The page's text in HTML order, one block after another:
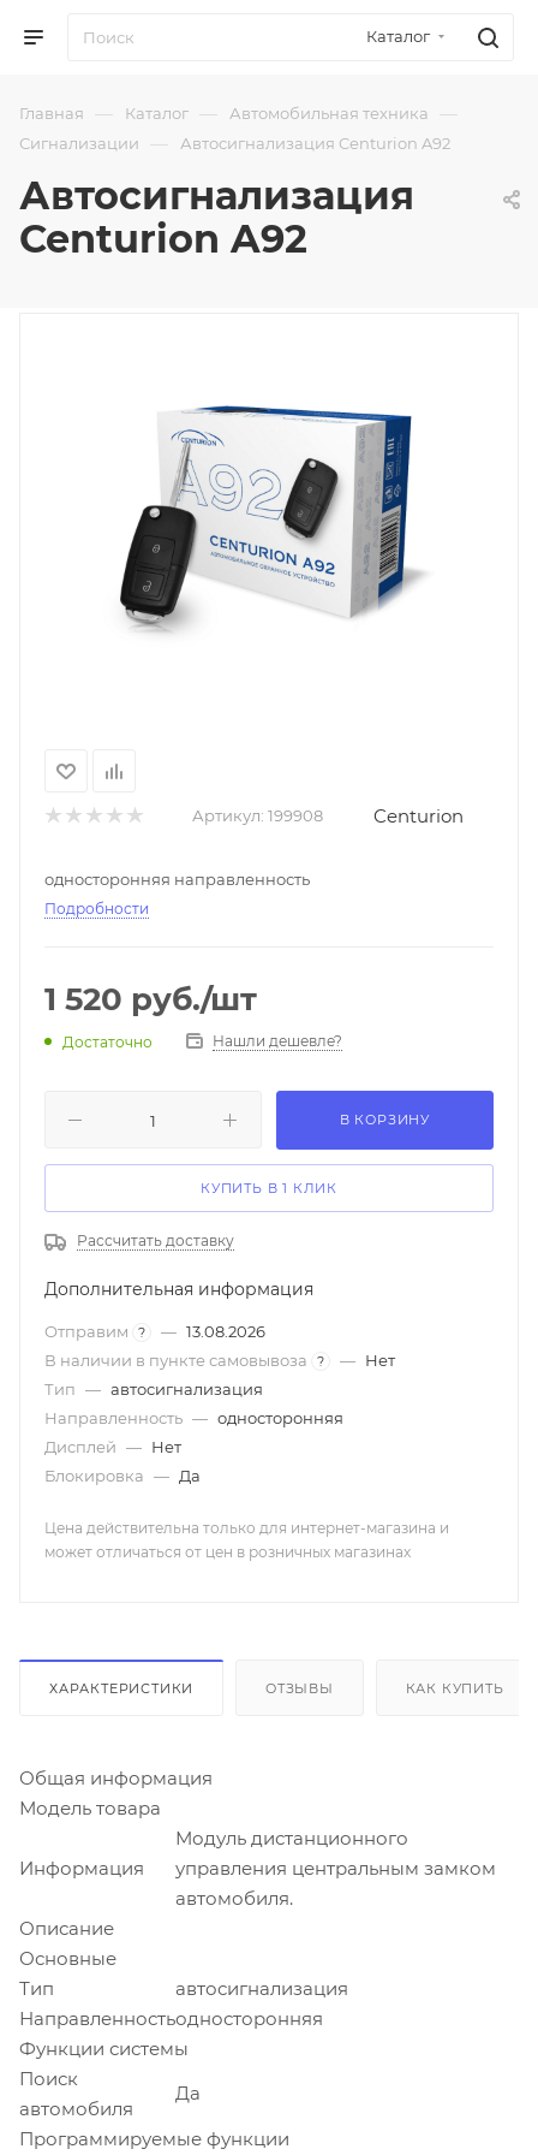
Каталог
Главная — Каталог — Автомобильная техника —
Сигнализации — Автосигнализация Centurion A92
Автосигнализация
Centurion A92
Артикул: 199908 Centurion
односторонняя направленность
Подробности
1 520 руб./шт
Достаточно Нашли дешевле?
В КОРЗИНУ
КУПИТЬ В 1 КЛИК
Рассчитать доставку
Дополнительная информация
Отправим ? — 13.08.2026
В наличии в пункте самовывоза
? — Нет
Тип — автосигнализация
Направленность — односторонняя
Дисплей — Нет
Блокировка — Да
Цена действительна только для интернет-магазина и
может отличаться от цен в розничных магазинах
ХАРАКТЕРИСТИКИ ОТЗЫВЫ КАК КУПИТЬ
Общая информация
Модель товара
Информация
Модуль дистанционного
управления центральным замком
автомобиля.
Описание
Основные
Тип
автосигнализация
Направленностьодносторонняя
Функции системы
Поиск
автомобиля
Да
Программируемые функции